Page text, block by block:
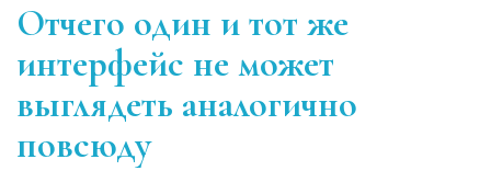
Отчего один и тот же
интерфейс не может
выглядеть аналогично
повсюду